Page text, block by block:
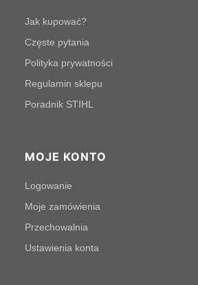
Jak kupować?
Częste pytania
Polityka prywatności
Regulamin sklepu
Poradnik STIHL
MOJE KONTO
Logowanie
Moje zamówienia
Przechowalnia
Ustawienia konta